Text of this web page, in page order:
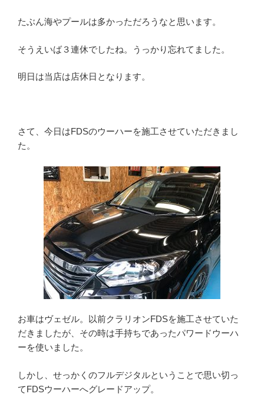
たぶん海やプールは多かっただろうなと思います。
そうえいば３連休でしたね。うっかり忘れてました。
明日は当店は店休日となります。
さて、今日はFDSのウーハーを施工させていただきまし
た。
お車はヴェゼル。以前クラリオンFDSを施工させていた
だきましたが、その時は手持ちであったパワードウーハ
ーを使いました。
しかし、せっかくのフルデジタルということで思い切っ
てFDSウーハーへグレードアップ。